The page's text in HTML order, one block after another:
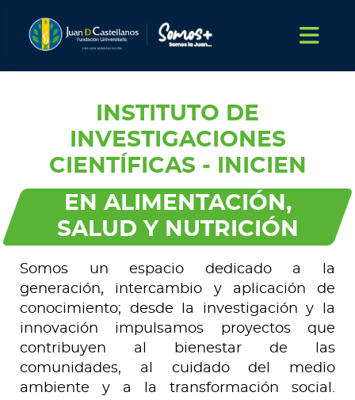
INSTITUTO DE
INVESTIGACIONES
CIENTÍFICAS - INICIEN
EN ALIMENTACIÓN,
SALUD Y NUTRICIÓN
Somos un espacio dedicado a la
generación, intercambio y aplicación de
conocimiento; desde la investigación y la
innovación impulsamos proyectos que
contribuyen al bienestar de las
comunidades, al cuidado del medio
ambiente y a la transformación social.